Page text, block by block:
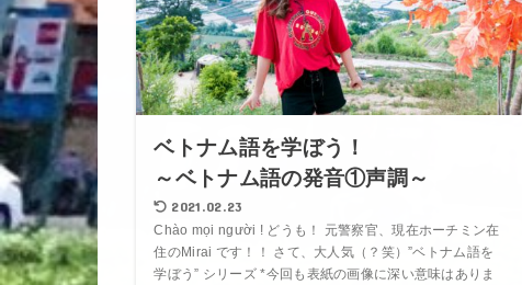
ベトナム語を学ぼう！
～ベトナム語の発音①声調～
2021.02.23
Chào mọi người ! どうも！ 元警察官、現在ホーチミン在
住のMirai です！！ さて、大人気（？笑）”ベトナム語を
学ぼう” シリーズ *今回も表紙の画像に深い意味はありま